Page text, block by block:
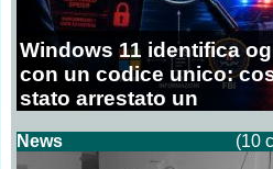
Windows 11 identifica
con un codice unico:
stato arrestato un
News (10